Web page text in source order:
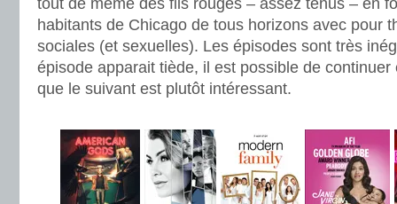
tout de même des fils rouges – assez ténus – en
habitants de Chicago de tous horizons avec pour
sociales (et sexuelles). Les épisodes sont très
épisode apparait tiède, il est possible de
que le suivant est plutôt intéressant.